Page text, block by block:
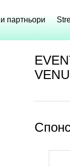
партньори